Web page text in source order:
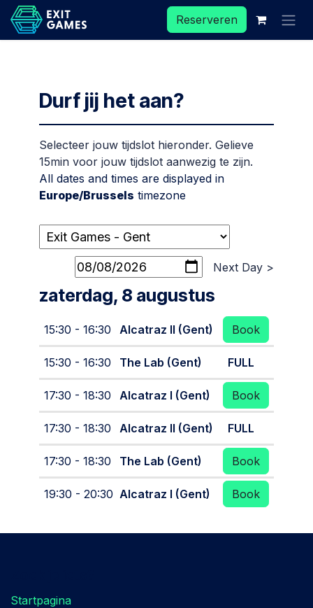
Overslaan naar inhoud
Reserveren
Durf jij het aan?
Selecteer jouw tijdslot hieronder. Gelieve
15min voor jouw tijdslot aanwezig te zijn.
All dates and times are displayed in
Europe/Brussels timezone
Next Day >
zaterdag, 8 augustus
15:30 - 16:30 Alcatraz II (Gent) Book
15:30 - 16:30 The Lab (Gent) FULL
17:30 - 18:30 Alcatraz I (Gent) Book
17:30 - 18:30 Alcatraz II (Gent) FULL
17:30 - 18:30 The Lab (Gent) Book
19:30 - 20:30 Alcatraz I (Gent) Book
Startpagina